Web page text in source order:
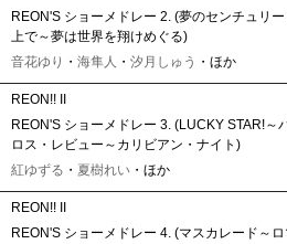
REON'S ショーメドレー 2. (夢のセンチュリ
上で～夢は世界を翔けめぐる)
音花ゆり ・ 海隼人 ・ 汐月しゅう ・ほか
REON!! II
REON'S ショーメドレー 3. (LUCKY STAR!～
ロス・レビュー～カリビアン・ナイト)
紅ゆずる ・ 夏樹れい ・ほか
REON!! II
REON'S ショーメドレー 4. (マスカレード～